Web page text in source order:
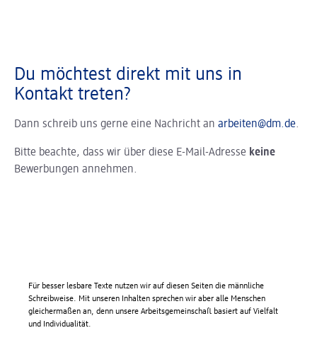
Du möchtest direkt mit uns in
Kontakt treten?
Dann schreib uns gerne eine Nachricht an arbeiten@dm.de.
Bitte beachte, dass wir über diese E-Mail-Adresse keine
Bewerbungen annehmen.
Für besser lesbare Texte nutzen wir auf diesen Seiten die männliche
Schreibweise. Mit unseren Inhalten sprechen wir aber alle Menschen
gleichermaßen an, denn unsere Arbeitsgemeinschaft basiert auf Vielfalt
und Individualität.